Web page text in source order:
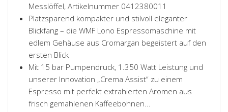
Messlöffel, Artikelnummer 0412380011
Platzsparend kompakter und stilvoll eleganter
Blickfang – die WMF Lono Espressomaschine mit
edlem Gehäuse aus Cromargan begeistert auf den
ersten Blick
Mit 15 bar Pumpendruck, 1.350 Watt Leistung und
unserer Innovation „Crema Assist“ zu einem
Espresso mit perfekt extrahierten Aromen aus
frisch gemahlenen Kaffeebohnen...